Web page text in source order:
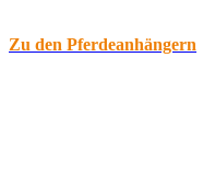
Zu den Pferdeanhängern